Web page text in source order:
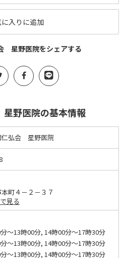
に入りに追加
星野医院をシェアする
野医院の基本情報
仁弘会 星野医院
町４－２－３７
見る
～13時00分, 14時00分～17時30分
～13時00分, 14時00分～17時30分
～13時00分, 14時00分～17時30分